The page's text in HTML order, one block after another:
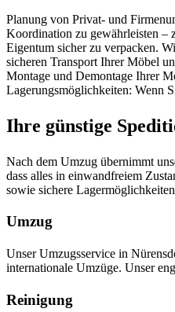
Planung von Privat- und
Koordination zu gewährleisten –
Eigentum sicher zu verpacken.
sicheren Transport Ihrer Möbel
Montage und Demontage Ihrer
Lagerungsmöglichkeiten: Wenn
Ihre günstige
Nach dem Umzug übernimmt
dass alles in einwandfreiem
sowie sichere
Umzug
Unser Umzugsservice in
internationale Umzüge. Unser
Reinigung